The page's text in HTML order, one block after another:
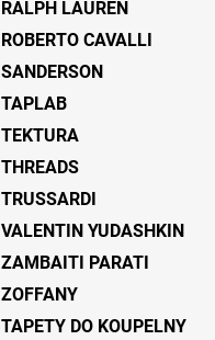
RALPH LAUREN
ROBERTO CAVALLI
SANDERSON
TAPLAB
TEKTURA
THREADS
TRUSSARDI
VALENTIN YUDASHKIN
ZAMBAITI PARATI
ZOFFANY
TAPETY DO KOUPELNY